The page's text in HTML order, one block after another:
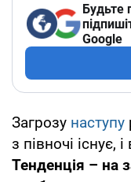
Будьте
Google
Загрозу наступу
з півночі існує,
Тенденція – на